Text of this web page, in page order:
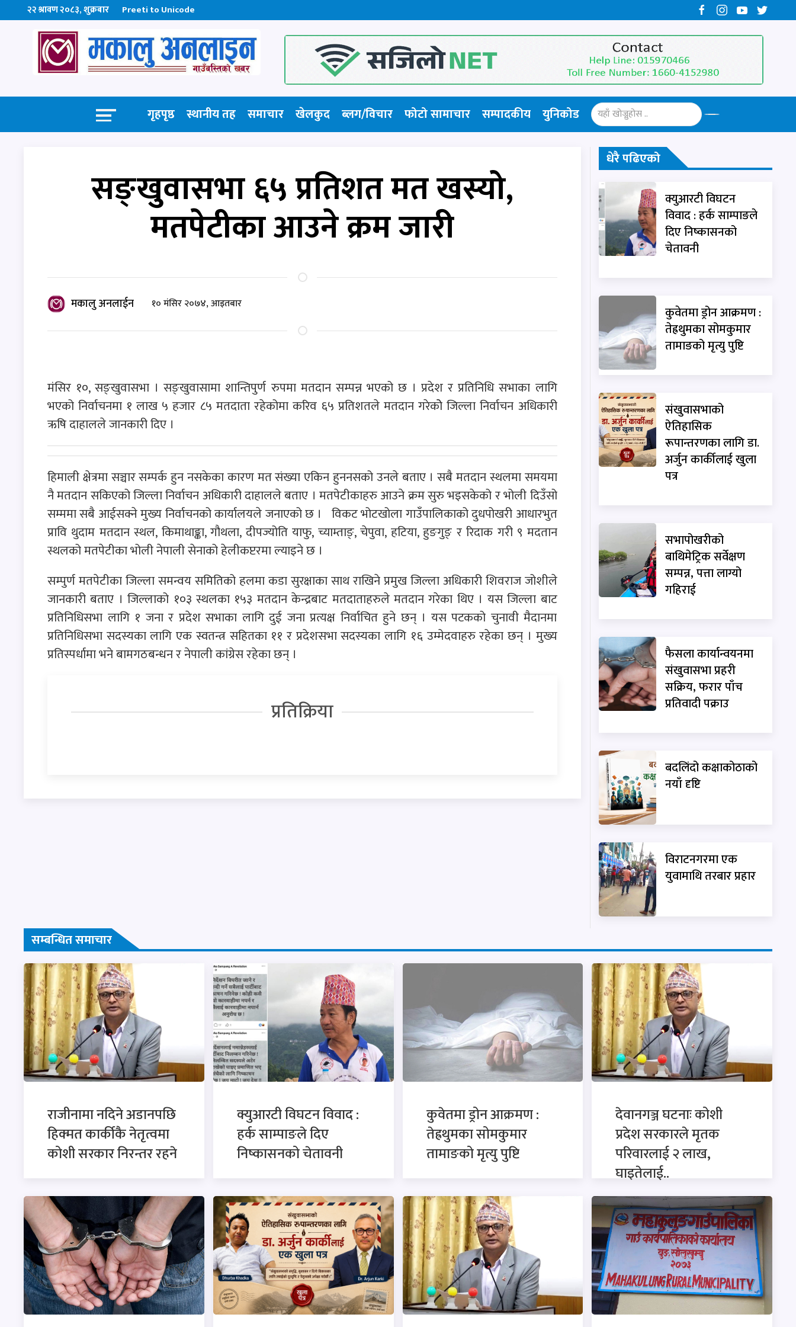
२२ श्रावण २०८३, शुक्रबार Preeti to Unicode
गृहपृष्ठ स्थानीय तह समाचार खेलकुद ब्लग/विचार फोटो सामाचार​ सम्पादकीय युनिकोड
सङ्खुवासभा ६५ प्रतिशत मत खस्यो,
मतपेटीका आउने क्रम जारी
मकालु अनलाईन १० मंसिर २०७४, आइतबार
मंसिर १०, सङ्खुवासभा । सङ्खुवासामा शान्तिपुर्ण रुपमा मतदान सम्पन्न भएको छ । प्रदेश र प्रतिनिधि सभाका लागि
भएको निर्वाचनमा १ लाख ५ हजार ८५ मतदाता रहेकोमा करिव ६५ प्रतिशतले मतदान गरेकोे जिल्ला निर्वाचन अधिकारी
ऋषि दाहालले जानकारी दिए ।
हिमाली क्षेत्रमा सञ्चार सम्पर्क हुन नसकेका कारण मत संख्या एकिन हुननसको उनले बताए । सबै मतदान स्थलमा समयमा
नै मतदान सकिएको जिल्ला निर्वाचन अधिकारी दाहालले बताए । मतपेटीकाहरु आउने क्रम सुरु भइसकेको र भोली दिउँसो
सम्ममा सबै आईसक्ने मुख्य निर्वाचनको कार्यालयले जनाएको छ । विकट भोटखोला गाउँपालिकाको दुधपोखरी आधारभुत
प्रावि थुदाम मतदान स्थल, किमाथाङ्का, गौथला, दीपज्योति याफु, च्याम्ताङ्, चेपुवा, हटिया, हुङगुङ् र रिदाक गरी ९ मदतान
स्थलको मतपेटीका भोली नेपाली सेनाको हेलीकप्टरमा ल्याइने छ ।
सम्पुर्ण मतपेटीका जिल्ला समन्वय समितिको हलमा कडा सुरक्षाका साथ राखिने प्रमुख जिल्ला अधिकारी शिवराज जोशीले
जानकारी बताए । जिल्लाको १०३ स्थलका १५३ मतदान केन्द्रबाट मतदाताहरुले मतदान गरेका थिए । यस जिल्ला बाट
प्रतिनिधिसभा लागि १ जना र प्रदेश सभाका लागि दुई जना प्रत्यक्ष निर्वाचित हुने छन् । यस पटकको चुनावी मैदानमा
प्रतिनिधिसभा सदस्यका लागि एक स्वतन्त्र सहितका ११ र प्रदेशसभा सदस्यका लागि १६ उम्मेदवाहरु रहेका छन् । मुख्य
प्रतिस्पर्धामा भने बामगठबन्धन र नेपाली कांग्रेस रहेका छन् ।
प्रतिक्रिया
धेरै पढिएको
क्युआरटी विघटन
विवाद : हर्क साम्पाङले
दिए निष्कासनको
चेतावनी
कुवेतमा ड्रोन आक्रमण :
तेह्रथुमका सोमकुमार
तामाङको मृत्यु पुष्टि
संखुवासभाको
ऐतिहासिक
रूपान्तरणका लागि डा.
अर्जुन कार्कीलाई खुला
पत्र
सभापोखरीको
बाथिमेट्रिक सर्वेक्षण
सम्पन्न, पत्ता लाग्यो
गहिराई
फैसला कार्यान्वयनमा
संखुवासभा प्रहरी
सक्रिय, फरार पाँच
प्रतिवादी पक्राउ
बदलिंदो कक्षाकोठाको
नयाँ दृष्टि
विराटनगरमा एक
युवामाथि तरबार प्रहार
सम्बन्धित समाचार
राजीनामा नदिने अडानपछि
हिक्मत कार्कीकै नेतृत्वमा
कोशी सरकार निरन्तर रहने
क्युआरटी विघटन विवाद :
हर्क साम्पाङले दिए
निष्कासनको चेतावनी
कुवेतमा ड्रोन आक्रमण :
तेह्रथुमका सोमकुमार
तामाङको मृत्यु पुष्टि
देवानगञ्ज घटनाः कोशी
प्रदेश सरकारले मृतक
परिवारलाई २ लाख,
घाइतेलाई..